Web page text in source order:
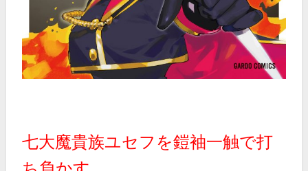
七大魔貴族ユセフ を鎧袖一触で打